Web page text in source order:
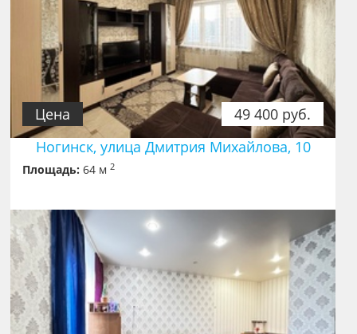
49 400 руб.
Цена
Ногинск, улица Дмитрия Михайлова, 10
Площадь: 64 м2